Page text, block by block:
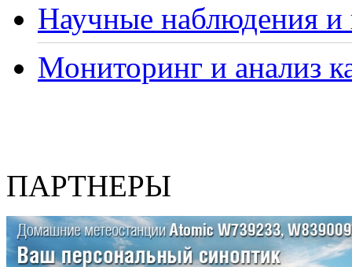
Научные наблюдения и
Мониторинг и анализ
ПАРТНЕРЫ